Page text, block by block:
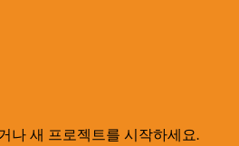
나 새 프로젝트를 시작하세요.